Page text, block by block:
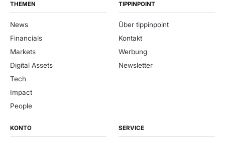
THEMEN
News
Financials
Markets
Digital Assets
Tech
Impact
People
TIPPINPOINT
Über tippinpoint
Kontakt
Werbung
Newsletter
KONTO SERVICE